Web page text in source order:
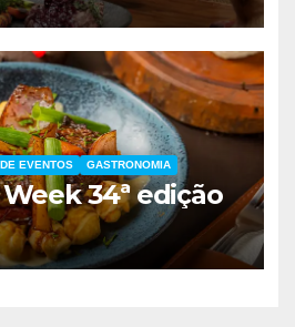
EVENTOS GASTRONOMIA
34ª edição